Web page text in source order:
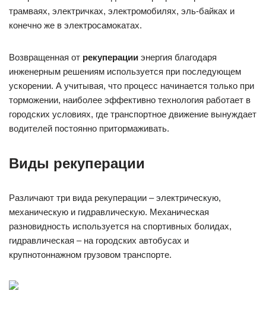
трамваях, электричках, электромобилях, эль-байках и
конечно же в электросамокатах.
Возвращенная от рекуперации энергия благодаря
инженерным решениям используется при последующем
ускорении. А учитывая, что процесс начинается только при
торможении, наиболее эффективно технология работает в
городских условиях, где транспортное движение вынуждает
водителей постоянно притормаживать.
Виды рекуперации
Различают три вида рекуперации – электрическую,
механическую и гидравлическую. Механическая
разновидность используется на спортивных болидах,
гидравлическая – на городских автобусах и
крупнотоннажном грузовом транспорте.